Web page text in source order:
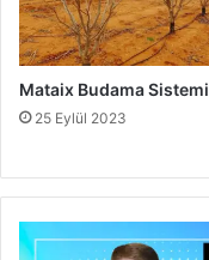
Mataix Budama Sistemi
25 Eylül 2023